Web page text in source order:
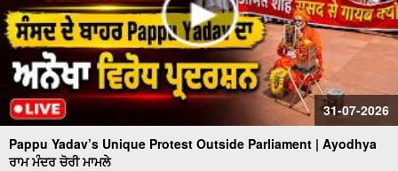
31-07-2026
Pappu Yadav’s Unique Protest Outside Parliament | Ayodhya
ਰਾਮ ਮੰਦਰ ਚੋਰੀ ਮਾਮਲੇ